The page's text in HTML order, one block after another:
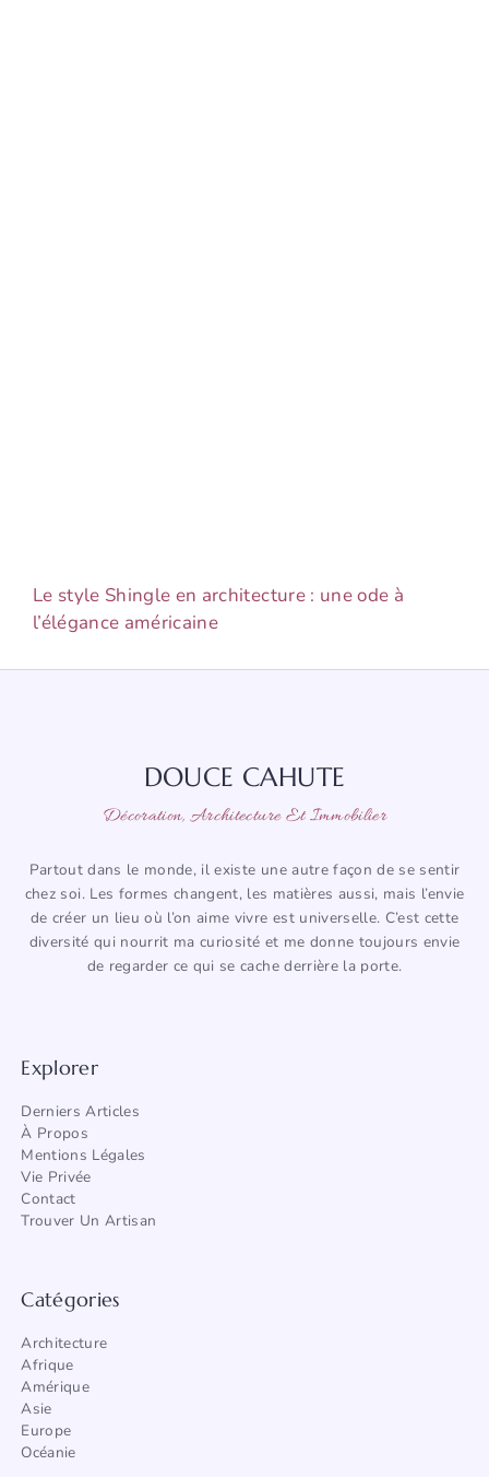
Le style Shingle en architecture : une ode à
l’élégance américaine
DOUCE CAHUTE
Décoration, Architecture Et Immobilier
Partout dans le monde, il existe une autre façon de se sentir
chez soi. Les formes changent, les matières aussi, mais l’envie
de créer un lieu où l’on aime vivre est universelle. C’est cette
diversité qui nourrit ma curiosité et me donne toujours envie
de regarder ce qui se cache derrière la porte.
Explorer
Derniers Articles
À Propos
Mentions Légales
Vie Privée
Contact
Trouver Un Artisan
Catégories
Architecture
Afrique
Amérique
Asie
Europe
Océanie